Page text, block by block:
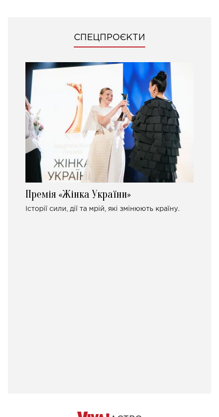
СПЕЦПРОЄКТИ
Премія «Жінка України»
Історії сили, дії та мрій, які змінюють країну.